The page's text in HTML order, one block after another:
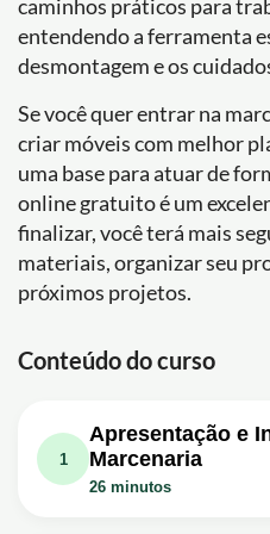
caminhos práticos para
entendendo a ferramenta
desmontagem e os
Se você quer entrar na
criar móveis com melhor
uma base para atuar de
online gratuito é um
finalizar, você terá mais
materiais, organizar seu
próximos projetos.
Conteúdo do curso
1
Apresentação e
Marcenaria
26 minutos